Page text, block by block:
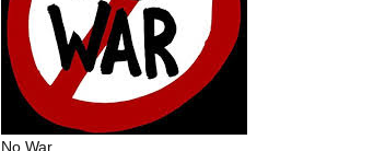
No War